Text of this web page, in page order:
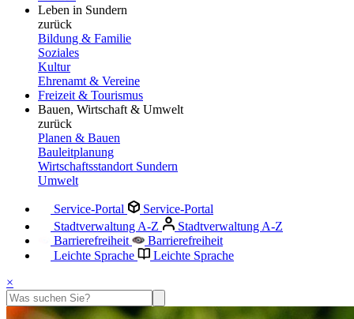
Leben in Sundern
zurück
Bildung & Familie
Soziales
Kultur
Ehrenamt & Vereine
Freizeit & Tourismus
Bauen, Wirtschaft & Umwelt
zurück
Planen & Bauen
Bauleitplanung
Wirtschaftsstandort Sundern
Umwelt
Service-Portal
Service-Portal
Stadtverwaltung A-Z
Stadtverwaltung A-Z
Barrierefreiheit
Barrierefreiheit
Leichte Sprache
Leichte Sprache
×